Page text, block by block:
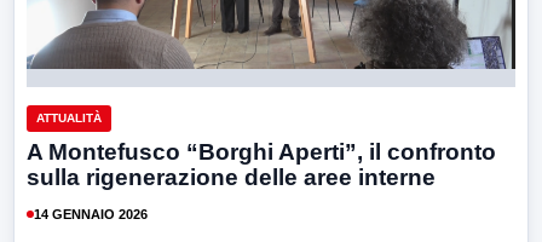
ATTUALITÀ
A Montefusco “Borghi Aperti”, il confronto
sulla rigenerazione delle aree interne
14 GENNAIO 2026